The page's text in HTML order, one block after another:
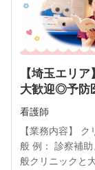
【埼玉エリ
大歓迎◎予防
で健康を支え
看護師
【業務内容】
般 例： 診察補助、乳
般クリニックと